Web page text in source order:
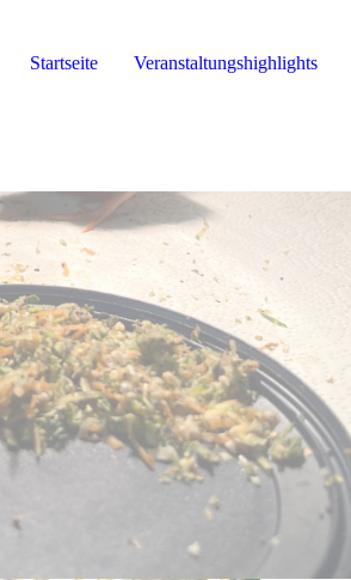
Startseite Veranstaltungshighlights